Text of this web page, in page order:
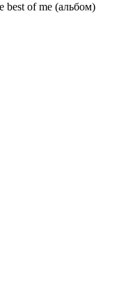
best of me (альбом)